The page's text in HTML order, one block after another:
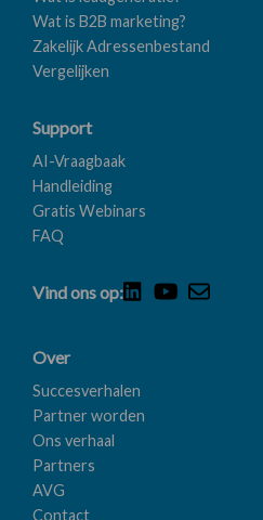
Wat is B2B marketing?
Zakelijk Adressenbestand
Vergelijken
Support
AI-Vraagbaak
Handleiding
Gratis Webinars
FAQ
Vind ons op:
Over
Succesverhalen
Partner worden
Ons verhaal
Partners
AVG
Contact